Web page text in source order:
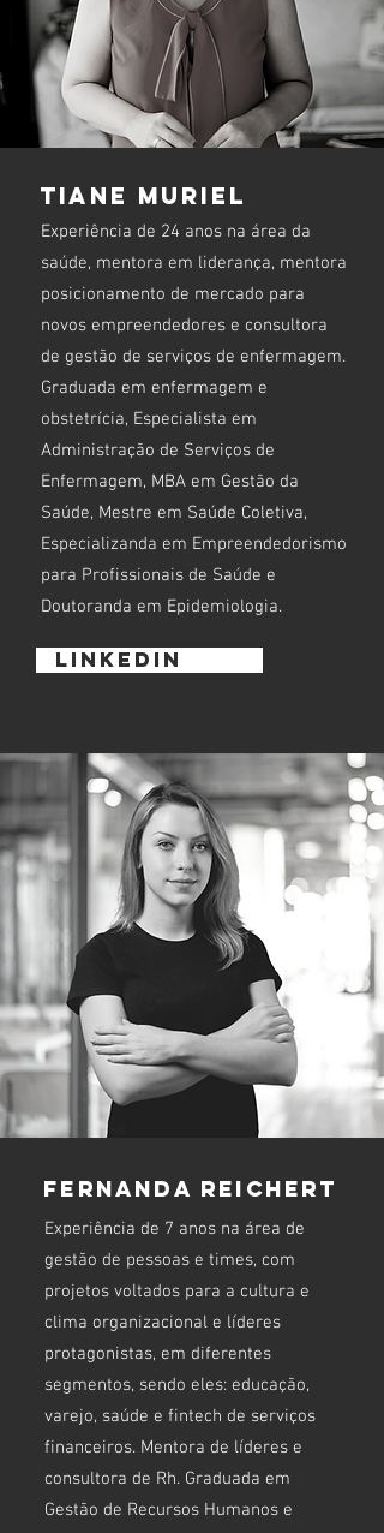
Tiane muriel
Experiência de 24 anos na área da
saúde, mentora em liderança, mentora
posicionamento de mercado para
novos empreendedores e consultora
de gestão de serviços de enfermagem.
Graduada em enfermagem e
obstetrícia, Especialista em
Administração de Serviços de
Enfermagem, MBA em Gestão da
Saúde, Mestre em Saúde Coletiva,
Especializanda em Empreendedorismo
para Profissionais de Saúde e
Doutoranda em Epidemiologia.
LINKEDIN
fernanda reichert
Experiência de 7 anos na área de
gestão de pessoas e times, com
projetos voltados para a cultura e
clima organizacional e líderes
protagonistas, em diferentes
segmentos, sendo eles: educação,
varejo, saúde e fintech de serviços
financeiros. Mentora de líderes e
consultora de Rh. Graduada em
Gestão de Recursos Humanos e